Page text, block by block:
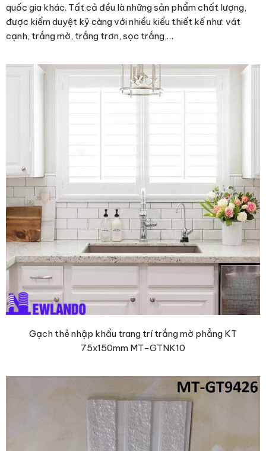
quốc gia khác. Tất cả đều là những sản phẩm chất lượng,
được kiểm duyệt kỹ càng với nhiều kiểu thiết kế như: vát
cạnh, trắng mờ, trắng trơn, sọc trắng,…
Gạch thẻ nhập khẩu trang trí trắng mờ phẳng KT
75x150mm MT-GTNK10